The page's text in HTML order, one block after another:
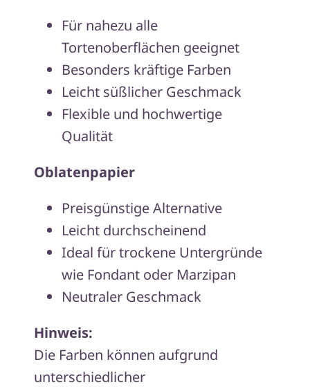
Für nahezu alle
Tortenoberflächen geeignet
Besonders kräftige Farben
Leicht süßlicher Geschmack
Flexible und hochwertige
Qualität
Oblatenpapier
Preisgünstige Alternative
Leicht durchscheinend
Ideal für trockene Untergründe
wie Fondant oder Marzipan
Neutraler Geschmack
Hinweis:
Die Farben können aufgrund
unterschiedlicher